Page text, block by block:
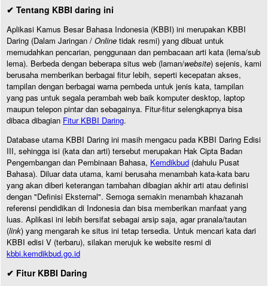
✔ Tentang KBBI daring ini
Aplikasi Kamus Besar Bahasa Indonesia (KBBI) ini merupakan KBBI
Daring (Dalam Jaringan / Online tidak resmi) yang dibuat untuk
memudahkan pencarian, penggunaan dan pembacaan arti kata (lema/sub
lema). Berbeda dengan beberapa situs web (laman/website) sejenis, kami
berusaha memberikan berbagai fitur lebih, seperti kecepatan akses,
tampilan dengan berbagai warna pembeda untuk jenis kata, tampilan
yang pas untuk segala perambah web baik komputer desktop, laptop
maupun telepon pintar dan sebagainya. Fitur-fitur selengkapnya bisa
dibaca dibagian Fitur KBBI Daring.
Database utama KBBI Daring ini masih mengacu pada KBBI Daring Edisi
III, sehingga isi (kata dan arti) tersebut merupakan Hak Cipta Badan
Pengembangan dan Pembinaan Bahasa, Kemdikbud (dahulu Pusat
Bahasa). Diluar data utama, kami berusaha menambah kata-kata baru
yang akan diberi keterangan tambahan dibagian akhir arti atau definisi
dengan "Definisi Eksternal". Semoga semakin menambah khazanah
referensi pendidikan di Indonesia dan bisa memberikan manfaat yang
luas. Aplikasi ini lebih bersifat sebagai arsip saja, agar pranala/tautan
(link) yang mengarah ke situs ini tetap tersedia. Untuk mencari kata dari
KBBI edisi V (terbaru), silakan merujuk ke website resmi di
kbbi.kemdikbud.go.id
✔ Fitur KBBI Daring